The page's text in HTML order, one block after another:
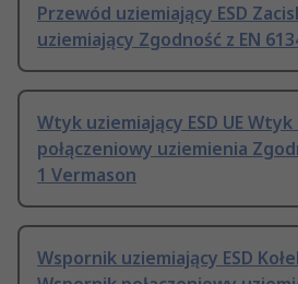
Przewód uziemiający ESD
uziemiający Zgodność z EN
Wtyk uziemiający ESD UE
połączeniowy uziemienia
1 Vermason
Wspornik uziemiający ESD